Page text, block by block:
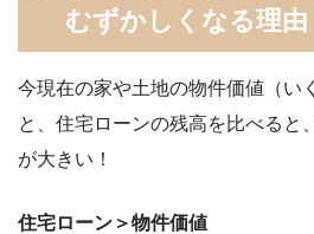
むずかしくなる理由
今現在の家や土地の物件価値（い
と、住宅ローンの残高を比べると
が大きい！
住宅ローン＞物件価値